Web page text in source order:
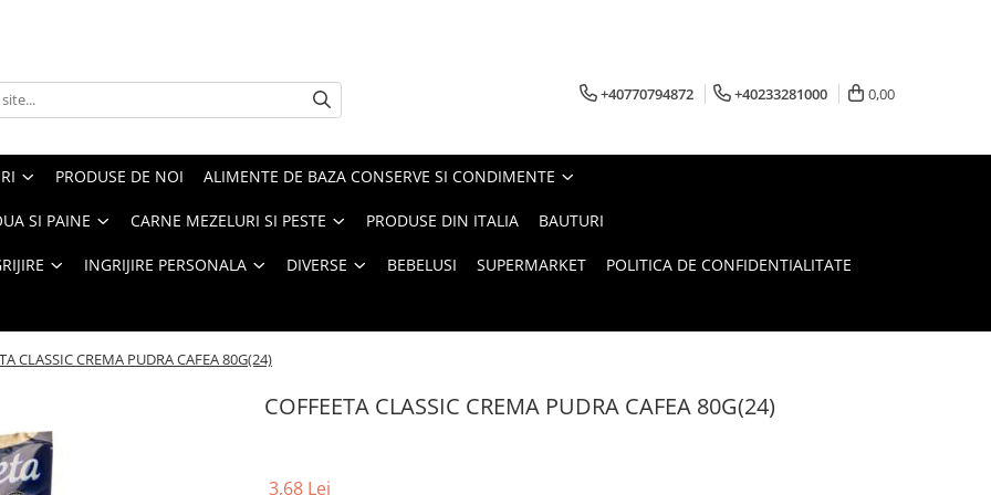
+40770794872 +40233281000 0,00
PRODUSE DE NOI ALIMENTE DE BAZA CONSERVE SI CONDIMENTE
SI PAINE CARNE MEZELURI SI PESTE PRODUSE DIN ITALIA BAUTURI
INGRIJIRE PERSONALA DIVERSE BEBELUSI SUPERMARKET POLITICA DE CONFIDENTIALITATE
CLASSIC CREMA PUDRA CAFEA 80G(24)
COFFEETA CLASSIC CREMA PUDRA CAFEA 80G(24)
3,68 Lei